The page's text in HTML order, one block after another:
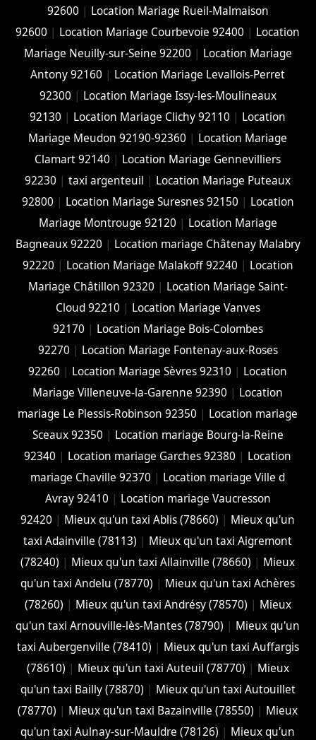
92600 | Location Mariage Rueil-Malmaison
92600 | Location Mariage Courbevoie 92400 | Location
Mariage Neuilly-sur-Seine 92200 | Location Mariage
Antony 92160 | Location Mariage Levallois-Perret
92300 | Location Mariage Issy-les-Moulineaux
92130 | Location Mariage Clichy 92110 | Location
Mariage Meudon 92190-92360 | Location Mariage
Clamart 92140 | Location Mariage Gennevilliers
92230 |taxi argenteuil | Location Mariage Puteaux
92800 | Location Mariage Suresnes 92150 | Location
Mariage Montrouge 92120 | Location Mariage
Bagneaux 92220 | Location mariage Châtenay Malabry
92220 | Location Mariage Malakoff 92240 | Location
Mariage Châtillon 92320 | Location Mariage Saint-
Cloud 92210 | Location Mariage Vanves
92170 | Location Mariage Bois-Colombes
92270 | Location Mariage Fontenay-aux-Roses
92260 | Location Mariage Sèvres 92310 | Location
Mariage Villeneuve-la-Garenne 92390 | Location
mariage Le Plessis-Robinson 92350 | Location mariage
Sceaux 92350 | Location mariage Bourg-la-Reine
92340 | Location mariage Garches 92380 | Location
mariage Chaville 92370 | Location mariage Ville d
Avray 92410 | Location mariage Vaucresson
92420 | Mieux qu'un taxi Ablis (78660) | Mieux qu'un
taxi Adainville (78113) | Mieux qu'un taxi Aigremont
(78240) | Mieux qu'un taxi Allainville (78660) | Mieux
qu'un taxi Andelu (78770) | Mieux qu'un taxi Achères
(78260) | Mieux qu'un taxi Andrésy (78570) | Mieux
qu'un taxi Arnouville-lès-Mantes (78790) | Mieux qu'un
taxi Aubergenville (78410) | Mieux qu'un taxi Auffargis
(78610) | Mieux qu'un taxi Auteuil (78770) | Mieux
qu'un taxi Bailly (78870) | Mieux qu'un taxi Autouillet
(78770) | Mieux qu'un taxi Bazainville (78550) | Mieux
qu'un taxi Aulnay-sur-Mauldre (78126) | Mieux qu'un